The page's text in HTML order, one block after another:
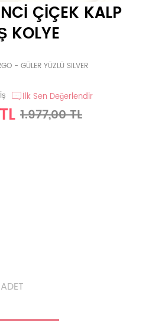
ÇİÇEK KALP
KOLYE
- GÜLER YÜZLÜ SILVER
İlk Sen Değerlendir
1.977,00 TL
ADET